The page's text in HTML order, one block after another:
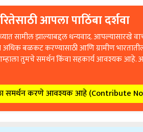
आपला पाठिंबा दर्शवा
सामील झाल्याबद्दल धन्यवाद. आपल्यासारखे
अधिक बळकट करण्यासाठी आणि ग्रामीण
तुमचे समर्थन किंवा सहकार्य आवश्यक आहे.
समर्थन करणे आवश्यक आहे (Contribute